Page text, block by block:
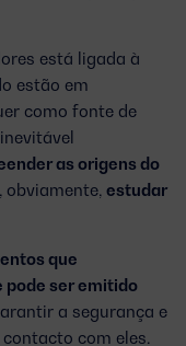
está ligada à
estão em
como fonte de
as origens do
obviamente, estudar
que
pode ser emitido
a segurança e
com eles.